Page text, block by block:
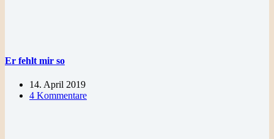
Er fehlt mir so
14. April 2019
4 Kommentare